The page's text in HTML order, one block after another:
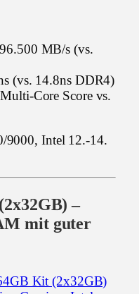
96.500 MB/s (vs.
(vs. 14.8ns DDR4)
Core Score vs.
9000, Intel 12.-14.
–
mit guter